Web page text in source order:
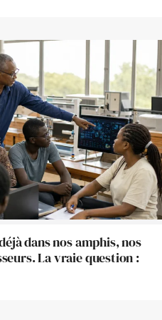
dans nos amphis, nos
La vraie question :